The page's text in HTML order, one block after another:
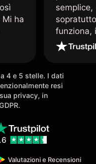
Mi ha
funziona,
Davide e'
spiega
4 e 5 stelle. I dati
resi
privacy, in
Valutazioni e Recensioni